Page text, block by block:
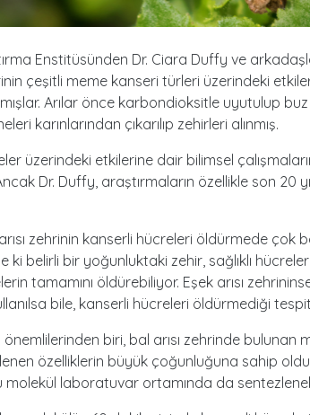
Enstitüsünden Dr. Ciara Duffy ve
çeşitli meme kanseri türleri üzerindeki
Arılar önce karbondioksitle uyutulup
karınlarından çıkarılıp zehirleri alınmış.
üzerindeki etkilerine dair bilimsel
Dr. Duffy, araştırmaların özellikle son 20
zehrinin kanserli hücreleri öldürmede çok
ki belirli bir yoğunluktaki zehir, sağlıklı
tamamını öldürebiliyor. Eşek arısı
bile, kanserli hücreleri öldürmediği
biri, bal arısı zehrinde bulunan
özelliklerin büyük çoğunluğuna sahip
molekül laboratuvar ortamında da